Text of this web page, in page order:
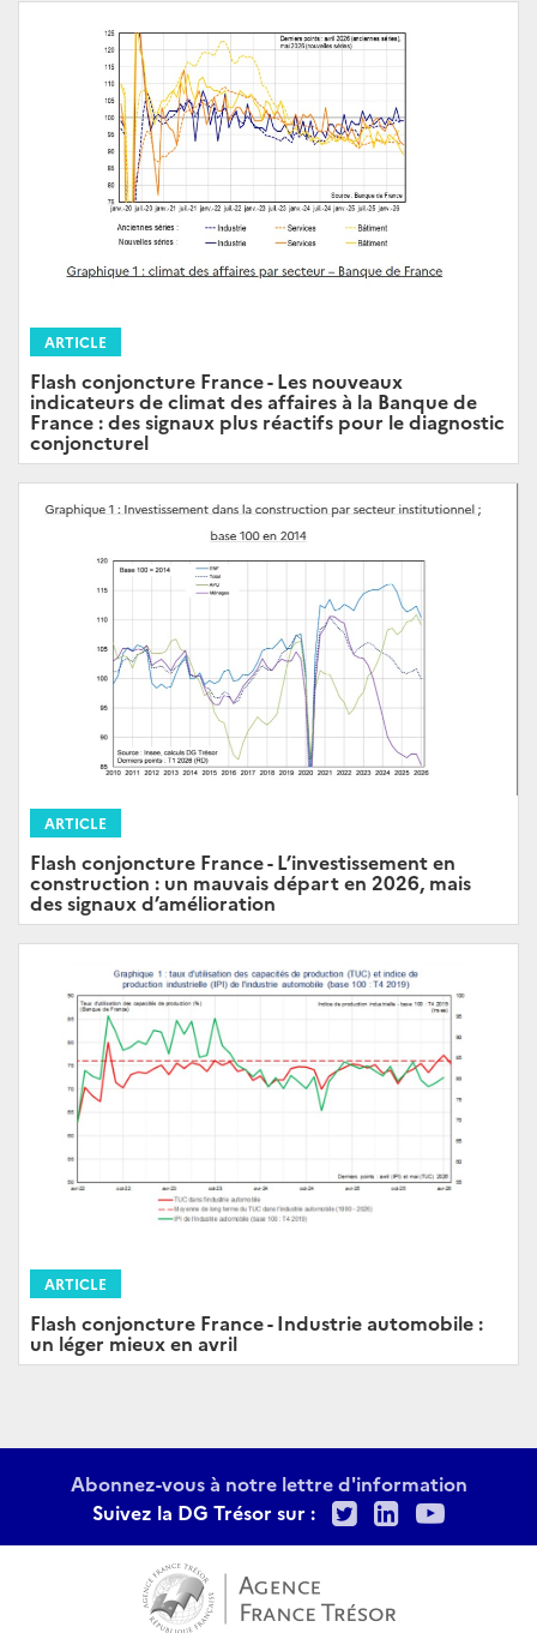
ARTICLE
Flash conjoncture France - Les nouveaux
indicateurs de climat des affaires à la Banque de
France : des signaux plus réactifs pour le diagnostic
conjoncturel
ARTICLE
Flash conjoncture France - L’investissement en
construction : un mauvais départ en 2026, mais
des signaux d’amélioration
ARTICLE
Flash conjoncture France - Industrie automobile :
un léger mieux en avril
Abonnez-vous à notre lettre d'information
Suivez la DG Trésor sur :
TwitterLinkedIn